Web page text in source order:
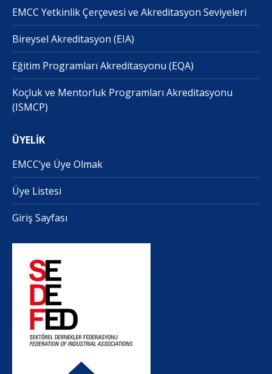
EMCC Yetkinlik Çerçevesi ve Akreditasyon Seviyeleri
Bireysel Akreditasyon (EIA)
Eğitim Programları Akreditasyonu (EQA)
Koçluk ve Mentorluk Programları Akreditasyonu
(ISMCP)
ÜYELİK
EMCC’ye Üye Olmak
Üye Listesi
Giriş Sayfası